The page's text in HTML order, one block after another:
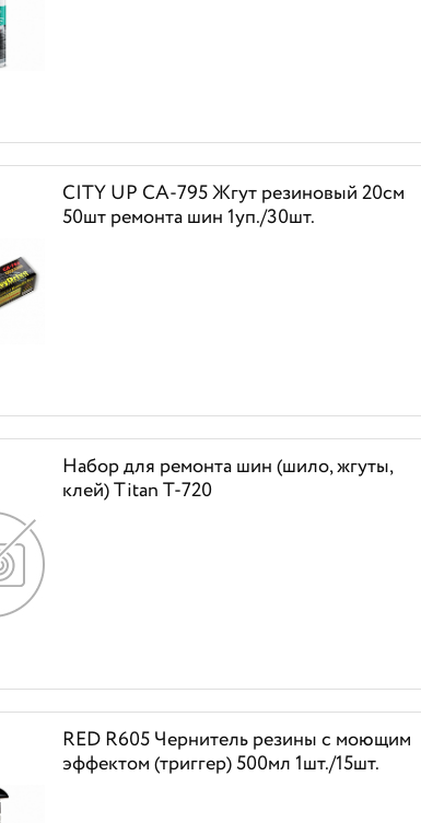
CITY UP CA-795 Жгут резиновый 20см
50шт ремонта шин 1уп./30шт.
Набор для ремонта шин (шило, жгуты,
клей) Titan Т-720
RED R605 Чернитель резины с моющим
эффектом (триггер) 500мл 1шт./15шт.